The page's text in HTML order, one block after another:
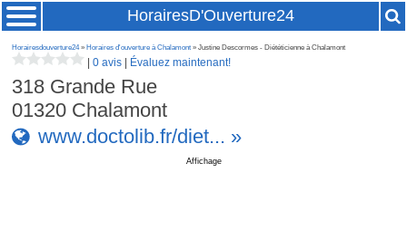
HorairesD'Ouverture24
Horairesdouverture24» Horaires d'ouverture à Chalamont » Justine Descormes - Diététicienne à Chalamont
|0 avis Évaluez maintenant!
318 Grande Rue
01320 Chalamont
www.doctolib.fr/diet... »
Affichage